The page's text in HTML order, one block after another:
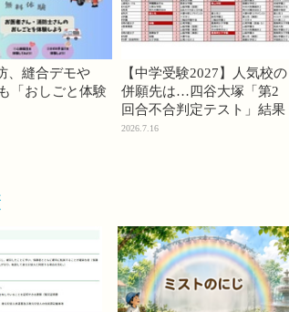
、縫合デモや
「おしごと体験
【中学受験2027】人気校の
併願先は…四谷大塚「第2
回合不合判定テスト」結果
2026.7.16